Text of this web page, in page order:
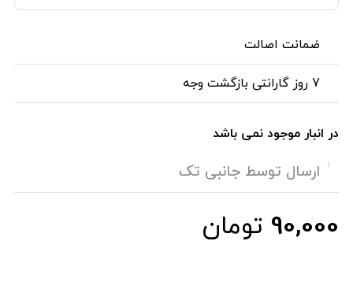
ضمانت اصالت
7 روز گارانتی بازگشت وجه
در انبار موجود نمی باشد
ارسال توسط جانبی تک
90,000 تومان